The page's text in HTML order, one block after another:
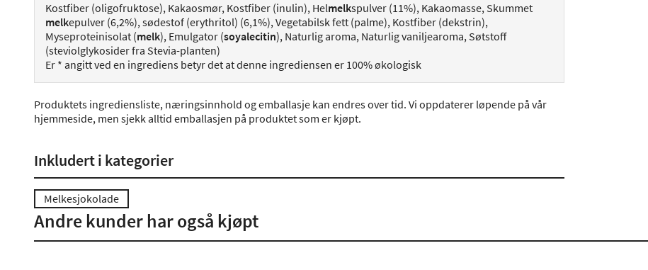
Kostfiber (oligofruktose), Kakaosmør, Kostfiber (inulin), Helmelkspulver (11%), Kakaomasse, Skummet
melkepulver (6,2%), sødestof (erythritol) (6,1%), Vegetabilsk fett (palme), Kostfiber (dekstrin),
Myseproteinisolat (melk), Emulgator (soyalecitin), Naturlig aroma, Naturlig vaniljearoma, Søtstoff
(steviolglykosider fra Stevia-planten)
Er * angitt ved en ingrediens betyr det at denne ingrediensen er 100% økologisk
Produktets ingrediensliste, næringsinnhold og emballasje kan endres over tid. Vi oppdaterer løpende på vår
hjemmeside, men sjekk alltid emballasjen på produktet som er kjøpt.
Inkludert i kategorier
Melkesjokolade
Andre kunder har også kjøpt